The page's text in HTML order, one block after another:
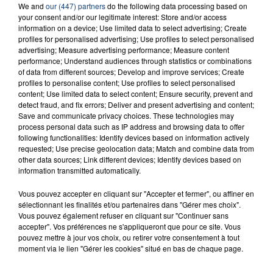
23 juillet 2026
INCENDIE MORTEL À LENS : UNE FEMME ET
SON BÉBÉ ENTRE LA VIE ET LA...
Un homme s'est immolé par le feu après avoir
aspergé sa compagne et leur bébé de trois mois
d'un liquide inflammable.
20 juillet 2026
UNE ADOLESCENTE DEVANT SE FAIRE
OPÉRER DE LA CHEVILLE RESSORT DE LA...
La famille a porté plainte contre la clinique qui a
We and our (447) partnersdo the following data processing based on
your consent and/or our legitimate interest: Store and/or access
information on a device; Use limited data to select advertising; Create
profiles for personalised advertising; Use profiles to select personalised
advertising; Measure advertising performance; Measure content
performance; Understand audiences through statistics or combinations
of data from different sources; Develop and improve services; Create
profiles to personalise content; Use profiles to select personalised
content; Use limited data to select content; Ensure security, prevent and
detect fraud, and fix errors; Deliver and present advertising and content;
Save and communicate privacy choices. These technologies may
process personal data such as IP address and browsing data to offer
following functionalities: Identify devices based on information actively
requested; Use precise geolocation data; Match and combine data from
other data sources; Link different devices; Identify devices based on
information transmitted automatically.
Vous pouvez accepter en cliquant sur "Accepter et fermer", ou affiner en
sélectionnant les finalités et/ou partenaires dans "Gérer mes choix".
Vous pouvez également refuser en cliquant sur "Continuer sans
accepter". Vos préférences ne s'appliqueront que pour ce site. Vous
pouvez mettre à jour vos choix, ou retirer votre consentement à tout
moment via le lien "Gérer les cookies" situé en bas de chaque page.